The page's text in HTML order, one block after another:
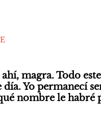
magra. Todo
Yo permanecí
nombre le habré